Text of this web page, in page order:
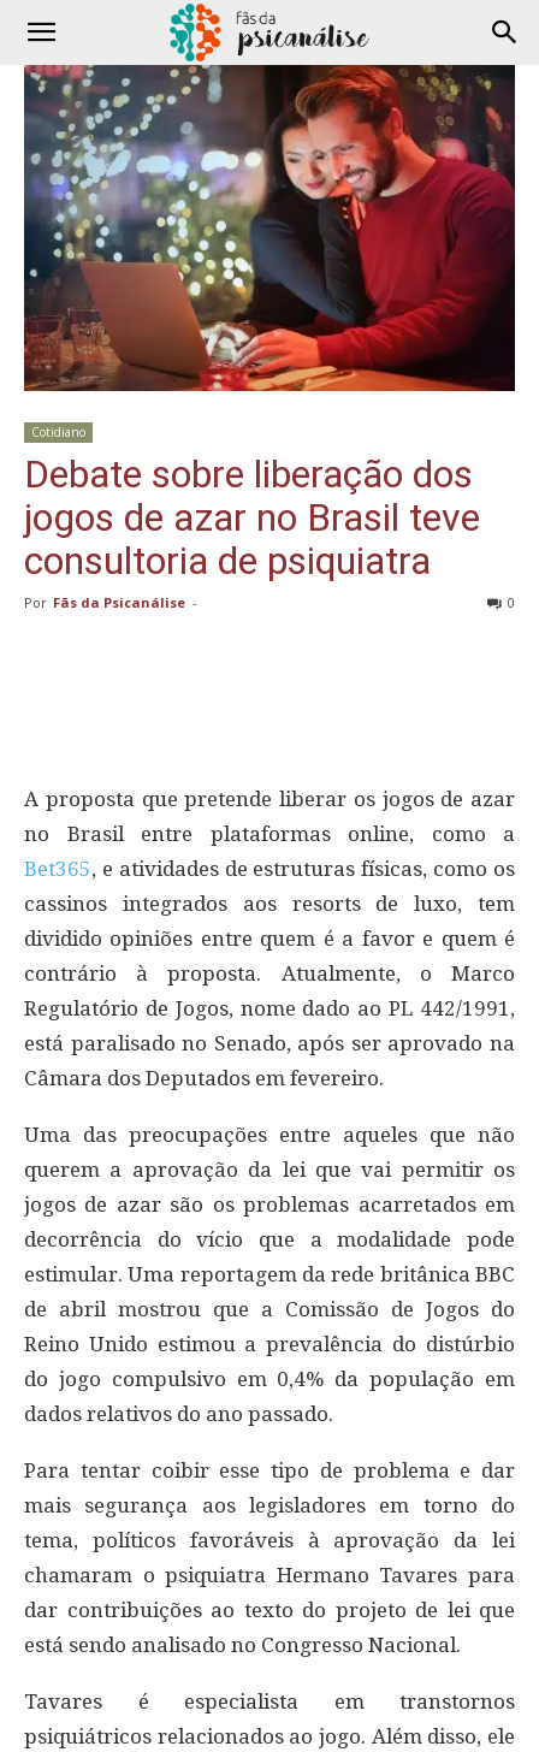
Cotidiano
Debate sobre liberação dos
jogos de azar no Brasil teve
consultoria de psiquiatra
Por Fãs da Psicanálise - 0
A proposta que pretende liberar os jogos de azar
no Brasil entre plataformas online, como a
Bet365, e atividades de estruturas físicas, como os
cassinos integrados aos resorts de luxo, tem
dividido opiniões entre quem é a favor e quem é
contrário à proposta. Atualmente, o Marco
Regulatório de Jogos, nome dado ao PL 442/1991,
está paralisado no Senado, após ser aprovado na
Câmara dos Deputados em fevereiro.
Uma das preocupações entre aqueles que não
querem a aprovação da lei que vai permitir os
jogos de azar são os problemas acarretados em
decorrência do vício que a modalidade pode
estimular. Uma reportagem da rede britânica BBC
de abril mostrou que a Comissão de Jogos do
Reino Unido estimou a prevalência do distúrbio
do jogo compulsivo em 0,4% da população em
dados relativos do ano passado.
Para tentar coibir esse tipo de problema e dar
mais segurança aos legisladores em torno do
tema, políticos favoráveis à aprovação da lei
chamaram o psiquiatra Hermano Tavares para
dar contribuições ao texto do projeto de lei que
está sendo analisado no Congresso Nacional.
Tavares é especialista em transtornos
psiquiátricos relacionados ao jogo. Além disso, ele